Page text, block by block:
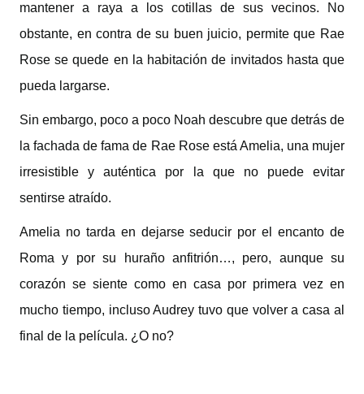
mantener a raya a los cotillas de sus vecinos. No
obstante, en contra de su buen juicio, permite que Rae
Rose se quede en la habitación de invitados hasta que
pueda largarse.
Sin embargo, poco a poco Noah descubre que detrás de
la fachada de fama de Rae Rose está Amelia, una mujer
irresistible y auténtica por la que no puede evitar
sentirse atraído.
Amelia no tarda en dejarse seducir por el encanto de
Roma y por su huraño anfitrión…, pero, aunque su
corazón se siente como en casa por primera vez en
mucho tiempo, incluso Audrey tuvo que volver a casa al
final de la película. ¿O no?